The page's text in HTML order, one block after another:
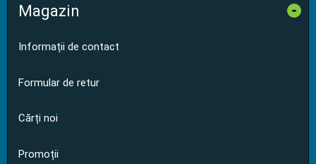
Magazin -
Informații de contact
Formular de retur
Cărți noi
Promoții